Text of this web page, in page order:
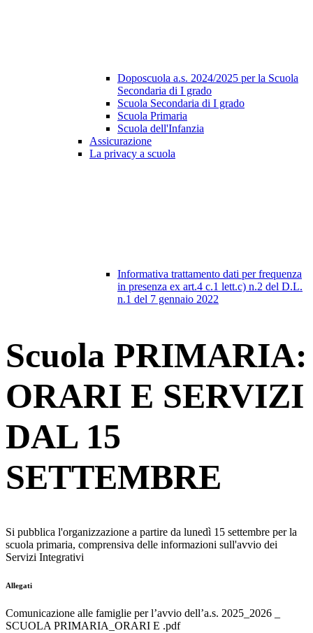
Doposcuola a.s. 2024/2025 per la Scuola
Secondaria di I grado
Scuola Secondaria di I grado
Scuola Primaria
Scuola dell'Infanzia
Assicurazione
La privacy a scuola
Informativa trattamento dati per frequenza
in presenza ex art.4 c.1 lett.c) n.2 del D.L.
n.1 del 7 gennaio 2022
Scuola PRIMARIA:
ORARI E SERVIZI
DAL 15
SETTEMBRE
Si pubblica l'organizzazione a partire da lunedì 15 settembre per la
scuola primaria, comprensiva delle informazioni sull'avvio dei
Servizi Integrativi
Allegati
Comunicazione alle famiglie per l’avvio dell’a.s. 2025_2026 _
SCUOLA PRIMARIA_ORARI E .pdf